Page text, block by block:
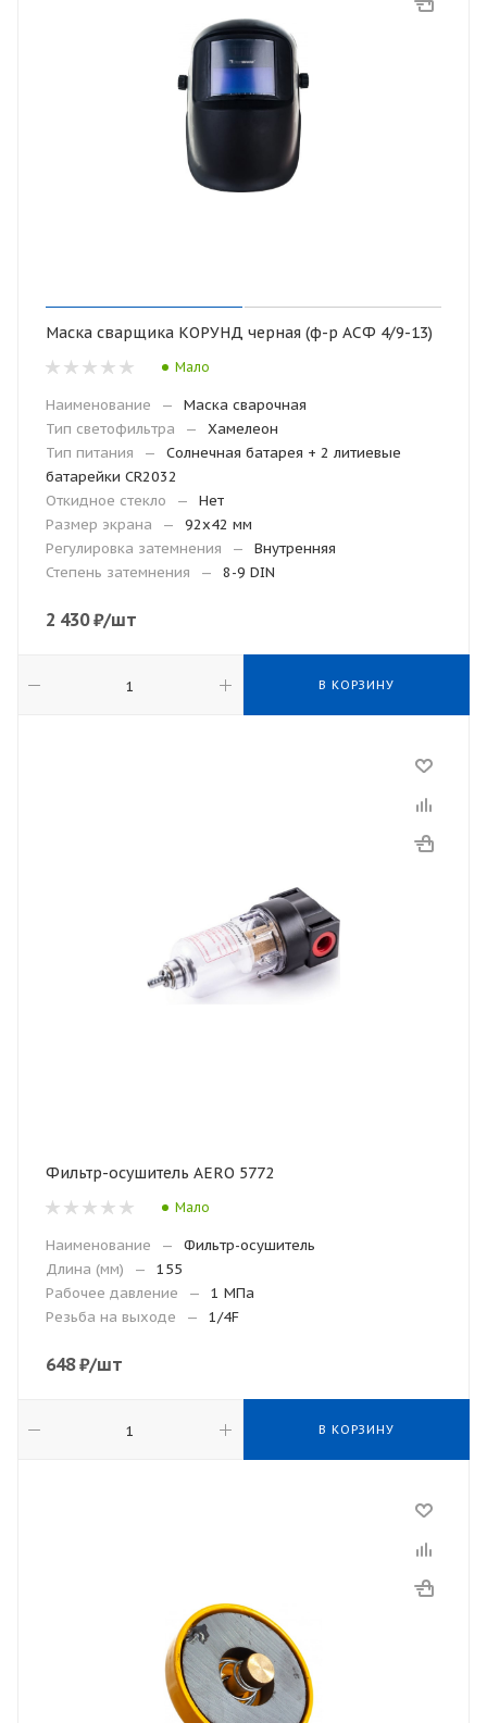
Маска сварщика КОРУНД черная (ф-р АСФ 4/9-13)
Мало
Наименование —
Маска сварочная
Тип светофильтра
—
Хамелеон
Тип питания
—
Солнечная батарея + 2 литиевые
батарейки CR2032
Откидное стекло
—
Нет
Размер экрана
—
92х42 мм
Регулировка затемнения
—
Внутренняя
Степень затемнения
— 8-9 DIN
2 430₽/шт
В КОРЗИНУ
Фильтр-осушитель АERO 5772
Мало
Наименование —
Фильтр-осушитель
Длина (мм)
—
155
Рабочее давление
—
1 МПа
Резьба на выходе
— 1/4F
648₽/шт
В КОРЗИНУ